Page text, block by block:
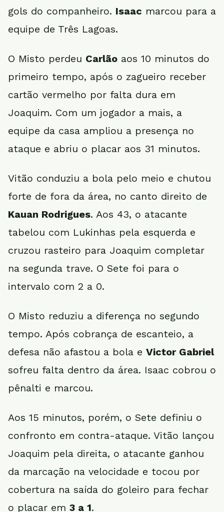
gols do companheiro. Isaac marcou para a
equipe de Três Lagoas.
O Misto perdeu Carlão aos 10 minutos do
primeiro tempo, após o zagueiro receber
cartão vermelho por falta dura em
Joaquim. Com um jogador a mais, a
equipe da casa ampliou a presença no
ataque e abriu o placar aos 31 minutos.
Vitão conduziu a bola pelo meio e chutou
forte de fora da área, no canto direito de
Kauan Rodrigues. Aos 43, o atacante
tabelou com Lukinhas pela esquerda e
cruzou rasteiro para Joaquim completar
na segunda trave. O Sete foi para o
intervalo com 2 a 0.
O Misto reduziu a diferença no segundo
tempo. Após cobrança de escanteio, a
defesa não afastou a bola e Victor Gabriel
sofreu falta dentro da área. Isaac cobrou o
pênalti e marcou.
Aos 15 minutos, porém, o Sete definiu o
confronto em contra-ataque. Vitão lançou
Joaquim pela direita, o atacante ganhou
da marcação na velocidade e tocou por
cobertura na saída do goleiro para fechar
o placar em 3 a 1.